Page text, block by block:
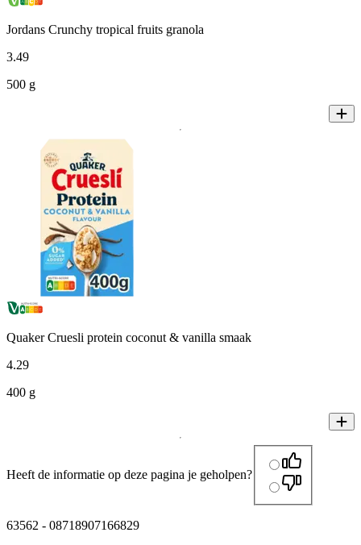
Jordans Crunchy tropical fruits granola
3.49
500 g
Quaker Cruesli protein coconut & vanilla smaak
4.29
400 g
Heeft de informatie op deze pagina je geholpen?
63562 - 08718907166829